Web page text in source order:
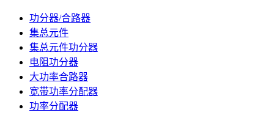
功分器/合路器
集总元件
集总元件功分器
电阻功分器
大功率合路器
宽带功率分配器
功率分配器